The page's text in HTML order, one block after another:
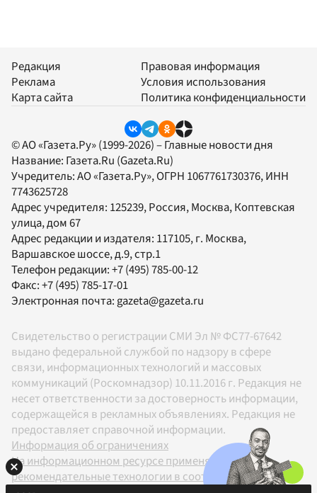
Редакция
Реклама
Карта сайта
Правовая информация
Условия использования
Политика конфиденциальности
© АО «Газета.Ру» (1999-2026) – Главные новости дня
Название: Газета.Ru (Gazeta.Ru)
Учредитель:АО «Газета.Ру», ОГРН 1067761730376, ИНН
7743625728
Адрес учредителя: 125239, Россия, Москва, Коптевская
улица, дом 67
Адрес редакции и издателя: 117105, г. Москва,
Варшавское шоссе, д.9, стр.1
Телефон редакции:+7 (495) 785-00-12
Факс:+7 (495) 785-17-01
Электронная почта: gazeta@gazeta.ru
Свидетельство о регистрации СМИ Эл № ФС77-67642
выдано федеральной службой по надзору в сфере
связи, информационных технологий и массовых
коммуникаций (Роскомнадзор) 10.11.2016 г. Редакция не
несет ответственности за достоверность информации,
содержащейся в рекламных объявлениях. Редакция не
предоставляет справочной информации.
Информация об ограничениях
На информационном ресурсе применяются
рекомендательные технологии в соответствии с